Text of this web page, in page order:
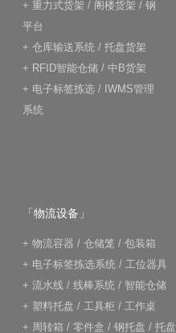
+ 重力式货架 / 阁楼货架 / 钢
平台
+ 仓库输送系统 / 托盘货架
+ RFID智能仓储 / 中B货架
+ 电子标签拣选 / IWMS管理
系统
「物流设备」
+ 物流容器 / 仓储笼 / 包装箱
+ 电子标签拣选系统 / 工位器具
+ 流水线 / 线棒系统 / 智能仓储
+ 塑料托盘 / 工具柜 / 工作桌
+ 周转箱 / 零件盒 / 钢托盘 / 托盘